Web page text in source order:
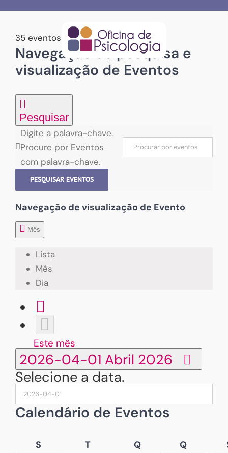
content35 eventos encontrados.
Eventos
Navegação de pesquisa e
visualização de Eventos
Pesquisar
Digite a palavra-chave.
Procure por Eventos
com palavra-chave.
PESQUISAR EVENTOS
Navegação de visualização de Evento
Mês
Lista
Mês
Dia
Este mês
2026-04-01 Abril 2026
Selecione a data.
Calendário de Eventos
SSegunda-TTerça-
QQuarta-
QQuinta-